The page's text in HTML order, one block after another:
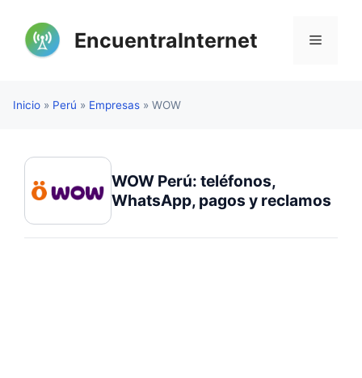
contenido
EncuentraInternet Menú
Inicio » Perú » Empresas » WOW
WOW Perú: teléfonos,
WhatsApp, pagos y reclamos